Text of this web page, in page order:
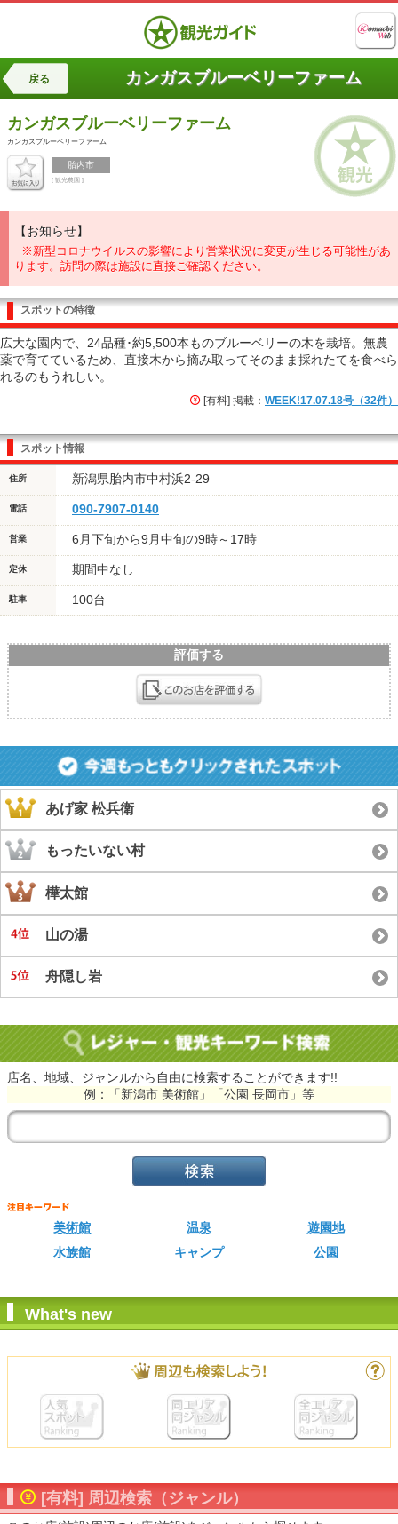
戻る カンガスブルーベリーファーム
カンガスブルーベリーファーム
カンガスブルーベリーファーム
胎内市
[ 観光農園 ]
【お知らせ】
※新型コロナウイルスの影響により営業状況に変更が生じる可能性があ
ります。訪問の際は施設に直接ご確認ください。
スポットの特徴
広大な園内で、24品種･約5,500本ものブルーベリーの木を栽培。無農
薬で育てているため、直接木から摘み取ってそのまま採れたてを食べら
れるのもうれしい。
[有料] 掲載： WEEK!17.07.18号（32件）
スポット情報
住所 新潟県胎内市中村浜2-29
電話 090-7907-0140
営業 6月下旬から9月中旬の9時～17時
定休 期間中なし
駐車 100台
評価する
あげ家 松兵衛
もったいない村
樺太館
山の湯
舟隠し岩
店名、地域、ジャンルから自由に検索することができます!!
例：「新潟市 美術館」「公園 長岡市」等
美術館 温泉
遊園地
水族館
キャンプ 公園
What's new
[有料] 周辺検索（ジャンル）